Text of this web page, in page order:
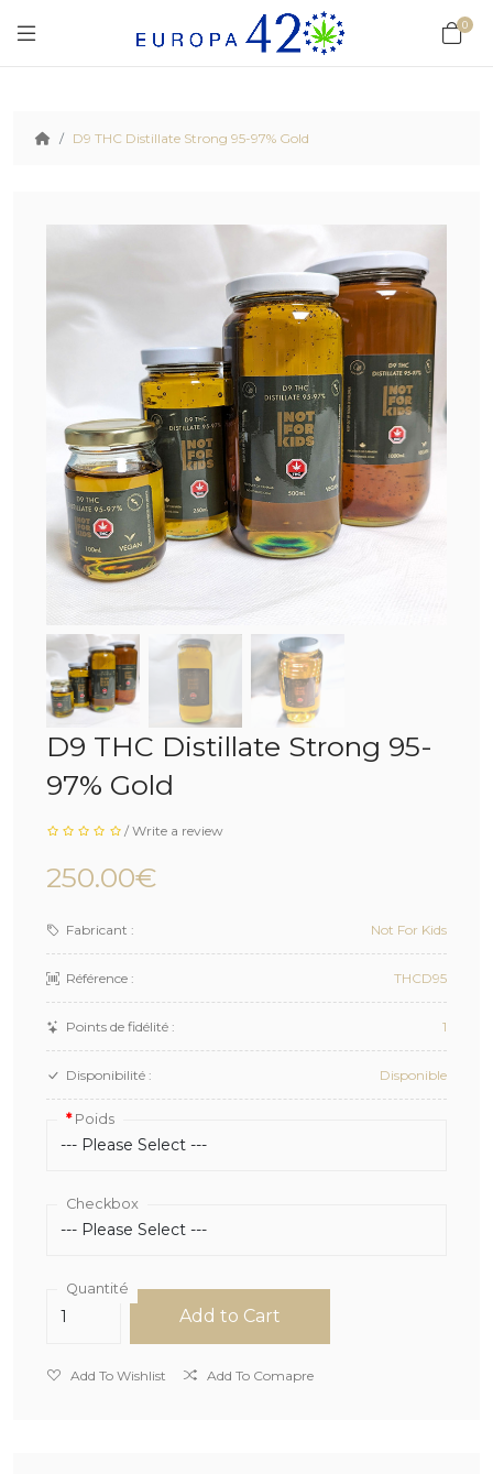
0
D9 THC Distillate Strong 95-97% Gold
D9 THC Distillate Strong 95-
97% Gold
/Write a review
250.00€
Fabricant : Not For Kids
Référence : THCD95
Points de fidélité : 1
Disponibilité : Disponible
Poids
Checkbox
Quantité
Add to Cart
Add To Wishlist Add To Comapre